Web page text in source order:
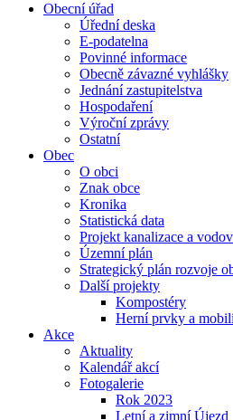
Obecní úřad
Úřední deska
E-podatelna
Povinné informace
Obecně závazné vyhlášky
Jednání zastupitelstva
Hospodaření
Výroční zprávy
Ostatní
Obec
O obci
Znak obce
Kronika
Statistická data
Projekt kanalizace a
Územní plán
Strategický plán rozvoje
Další projekty
Kompostéry
Herní prvky a
Akce
Aktuality
Kalendář akcí
Fotogalerie
Rok 2023
Letní a zimní Újezd